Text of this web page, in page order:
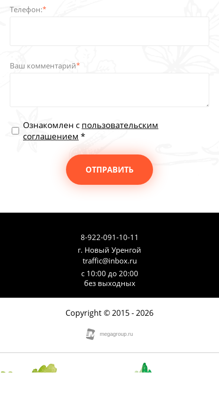
Телефон:*
Ваш комментарий*
Ознакомлен с пользовательским
соглашением *
ОТПРАВИТЬ
8-922-091-10-11
г. Новый Уренгой
traffic@inbox.ru
с 10:00 до 20:00
без выходных
Copyright © 2015 - 2026